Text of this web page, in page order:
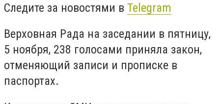
Следите за новостями в Telegram
Верховная Рада на заседании в пятницу,
5 ноября, 238 голосами приняла закон,
отменяющий записи и прописке в
паспортах.